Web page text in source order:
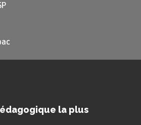
accompli et borné se
ainsi que les aspects
et non borné.
là au bord de la mer.
la plus